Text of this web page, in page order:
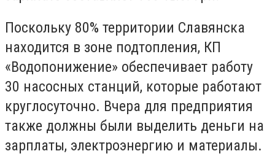
Поскольку 80% территории Славянска
находится в зоне подтопления, КП
«Водопонижение» обеспечивает работу
30 насосных станций, которые работают
круглосуточно. Вчера для предприятия
также должны были выделить деньги на
зарплаты, электроэнергию и материалы.